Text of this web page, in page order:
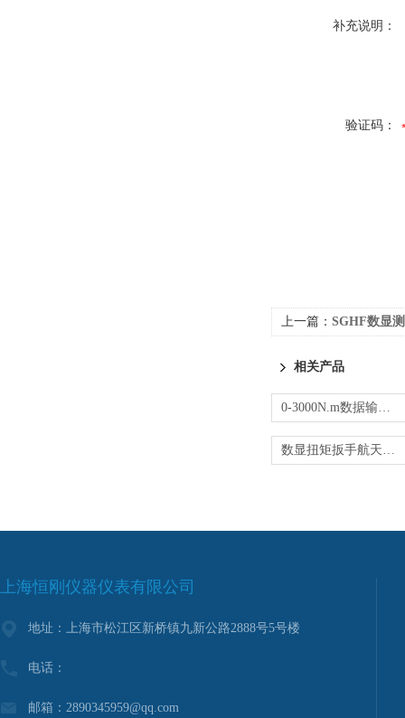
补充说明：
验证码：
上一篇： SGHF数显测
相关产品
0-3000N.m数据输出扭矩扳手规格型号
数显扭矩扳手航天数显扭矩扳手
上海恒刚仪器仪表有限公司
地址：上海市松江区新桥镇九新公路2888号5号楼
电话：
邮箱：2890345959@qq.com